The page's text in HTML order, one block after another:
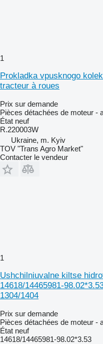
1
Prokladka vpusknogo
tracteur à roues
Prix sur demande
Pièces détachées de moteur -
État neuf
R.220003W
Ukraine, m. Kyiv
TOV "Trans Agro Market"
Contacter le vendeur
1
Ushchilniuvalne kiltse
14618/14465981-
1304/1404
Prix sur demande
Pièces détachées de moteur -
État neuf
14618/14465981-98.02*3.53